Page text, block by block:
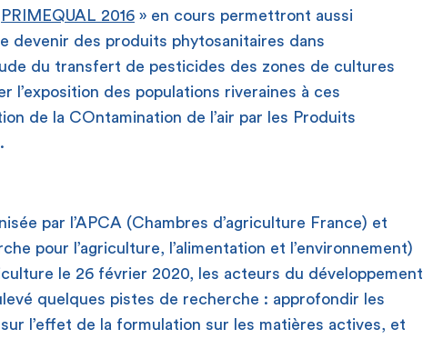
PRIMEQUAL 2016 » en cours permettront aussi
devenir des produits phytosanitaires dans
du transfert de pesticides des zones de cultures
l’exposition des populations riveraines à ces
de la COntamination de l’air par les Produits
par l’APCA (Chambres d’agriculture France) et
pour l’agriculture, l’alimentation et l’environnement)
le 26 février 2020, les acteurs du développement
quelques pistes de recherche : approfondir les
l’effet de la formulation sur les matières actives, et